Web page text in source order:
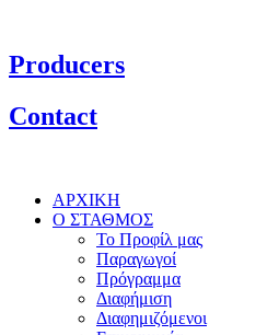
Producers
Contact
ΑΡΧΙΚΗ
Ο ΣΤΑΘΜΟΣ
Το Προφίλ μας
Παραγωγοί
Πρόγραμμα
Διαφήμιση
Διαφημιζόμενοι